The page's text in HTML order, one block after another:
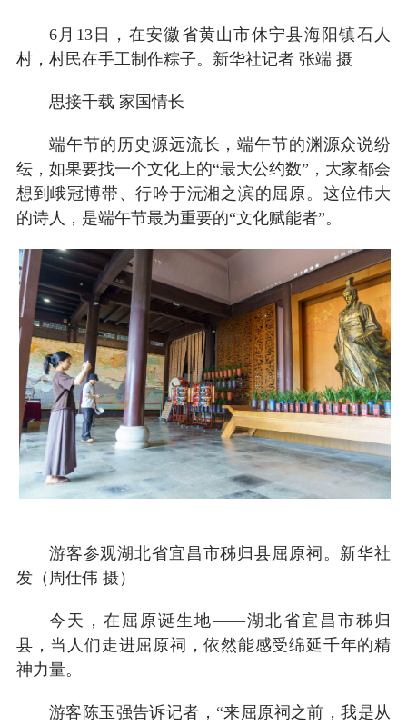
6月13日，在安徽省黄山市休宁县海阳镇石人
村，村民在手工制作粽子。新华社记者 张端 摄
思接千载 家国情长
端午节的历史源远流长，端午节的渊源众说纷
纭，如果要找一个文化上的“最大公约数”，大家都会
想到峨冠博带、行吟于沅湘之滨的屈原。这位伟大
的诗人，是端午节最为重要的“文化赋能者”。
游客参观湖北省宜昌市秭归县屈原祠。新华社
发（周仕伟 摄）
今天，在屈原诞生地——湖北省宜昌市秭归
县，当人们走进屈原祠，依然能感受绵延千年的精
神力量。
游客陈玉强告诉记者，“来屈原祠之前，我是从